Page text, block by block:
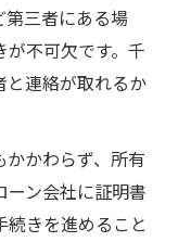
三者にある場
不可欠です。千
と連絡が取れるか
かわらず、所有
ン会社に証明書
きを進めること